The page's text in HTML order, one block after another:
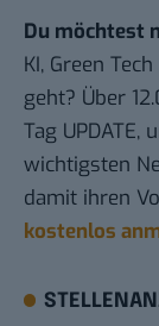
Du möchtest
KI, Green
geht? Über
Tag UPDATE,
wichtigsten
damit ihren
kostenlos